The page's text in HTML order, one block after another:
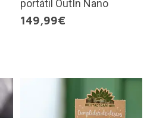
portátil OutIn Nano
149,99€